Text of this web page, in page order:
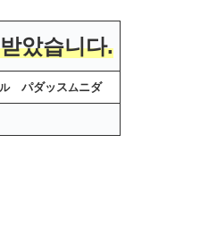
았습니다.
ルパダッスムニダ